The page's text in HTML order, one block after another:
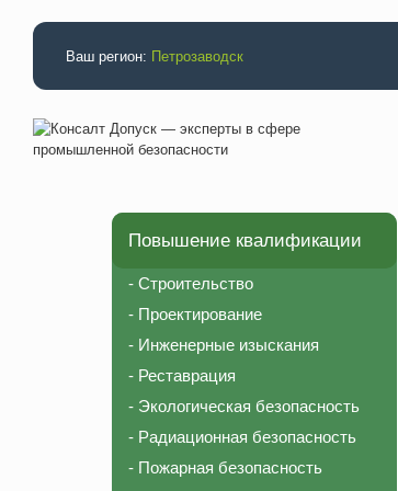
Ваш регион: Петрозаводск
Аттестации
Электробезопасность
Промышленная безопасность
Неразрушающий контроль (специалисты)
Неразрушающий контроль (лаборатория)
НАКС (технология)
НАКС (специалисты)
Рабочие профессии
Повышение квалификации
- Строительство
- Проектирование
- Инженерные изыскания
- Реставрация
- Экологическая безопасность
- Радиационная безопасность
- Пожарная безопасность